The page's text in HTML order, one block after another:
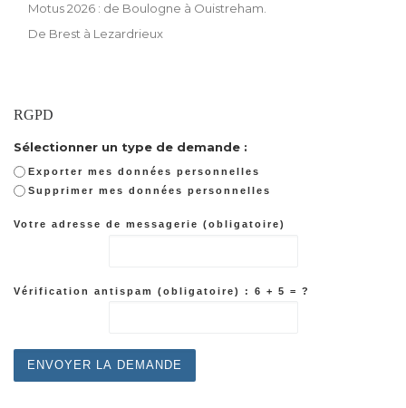
Motus 2026 : de Boulogne à Ouistreham.
De Brest à Lezardrieux
RGPD
Sélectionner un type de demande :
Exporter mes données personnelles
Supprimer mes données personnelles
Votre adresse de messagerie (obligatoire)
Vérification antispam (obligatoire) : 6 + 5 = ?